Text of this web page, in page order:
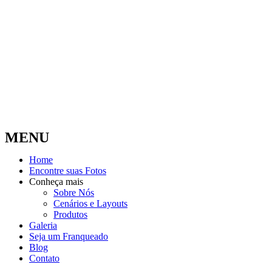
MENU
Home
Encontre suas Fotos
Conheça mais
Sobre Nós
Cenários e Layouts
Produtos
Galeria
Seja um Franqueado
Blog
Contato